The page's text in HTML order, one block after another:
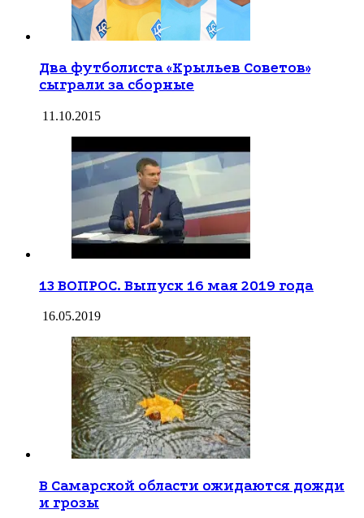
Два футболиста «Крыльев Советов»
сыграли за сборные
11.10.2015
13 ВОПРОС. Выпуск 16 мая 2019 года
16.05.2019
В Самарской области ожидаются дожди
и грозы